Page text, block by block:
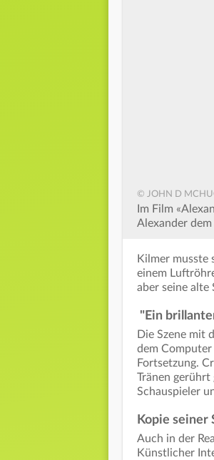
© JOHN D
Im Film
Alexander
Kilmer musste
einem
aber seine alte
"Ein
Die Szene mit
dem
Fortsetzung.
Tränen gerührt
Schauspieler
Kopie seiner
Auch in der
Künstlicher